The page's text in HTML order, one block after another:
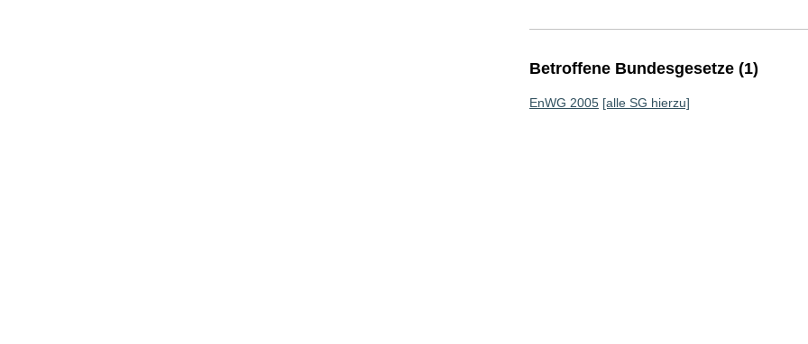
Betroffene Bundesgesetze (1)
EnWG 2005 [alle SG hierzu]